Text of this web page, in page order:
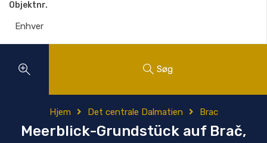
Objektnr.
Søg
Hjem Det centrale Dalmatien Brac
Meerblick-Grundstück auf Brač,